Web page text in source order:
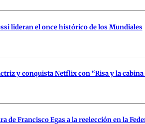
lideran el once histórico de los Mundiales
y conquista Netflix con “Risa y la
de Francisco Egas a la reelección en la